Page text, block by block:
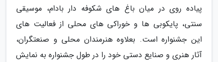
پیاده روی در میان باغ های شکوفه دار بادام، موسیقی
سنتی، پایکوبی ها و خوراکی های محلی از فعالیت های
این جشنواره است. بعلاوه هنرمندان محلی و صنعتگران،
آثار هنری و صنایع دستی خود را در طول جشنواره به نمایش